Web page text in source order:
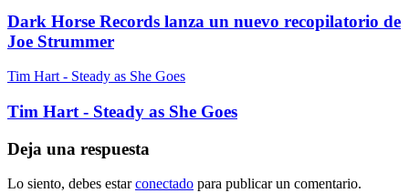
Dark Horse Records lanza un nuevo recopilatorio de
Joe Strummer
Tim Hart - Steady as She Goes
Tim Hart - Steady as She Goes
Deja una respuesta
Lo siento, debes estarconectado para publicar un comentario.